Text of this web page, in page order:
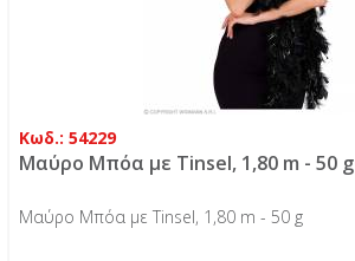
Κωδ.: 54229
Μαύρο Μπόα με Tinsel, 1,80 m - 50 g
Μαύρο Μπόα με Tinsel, 1,80 m - 50 g